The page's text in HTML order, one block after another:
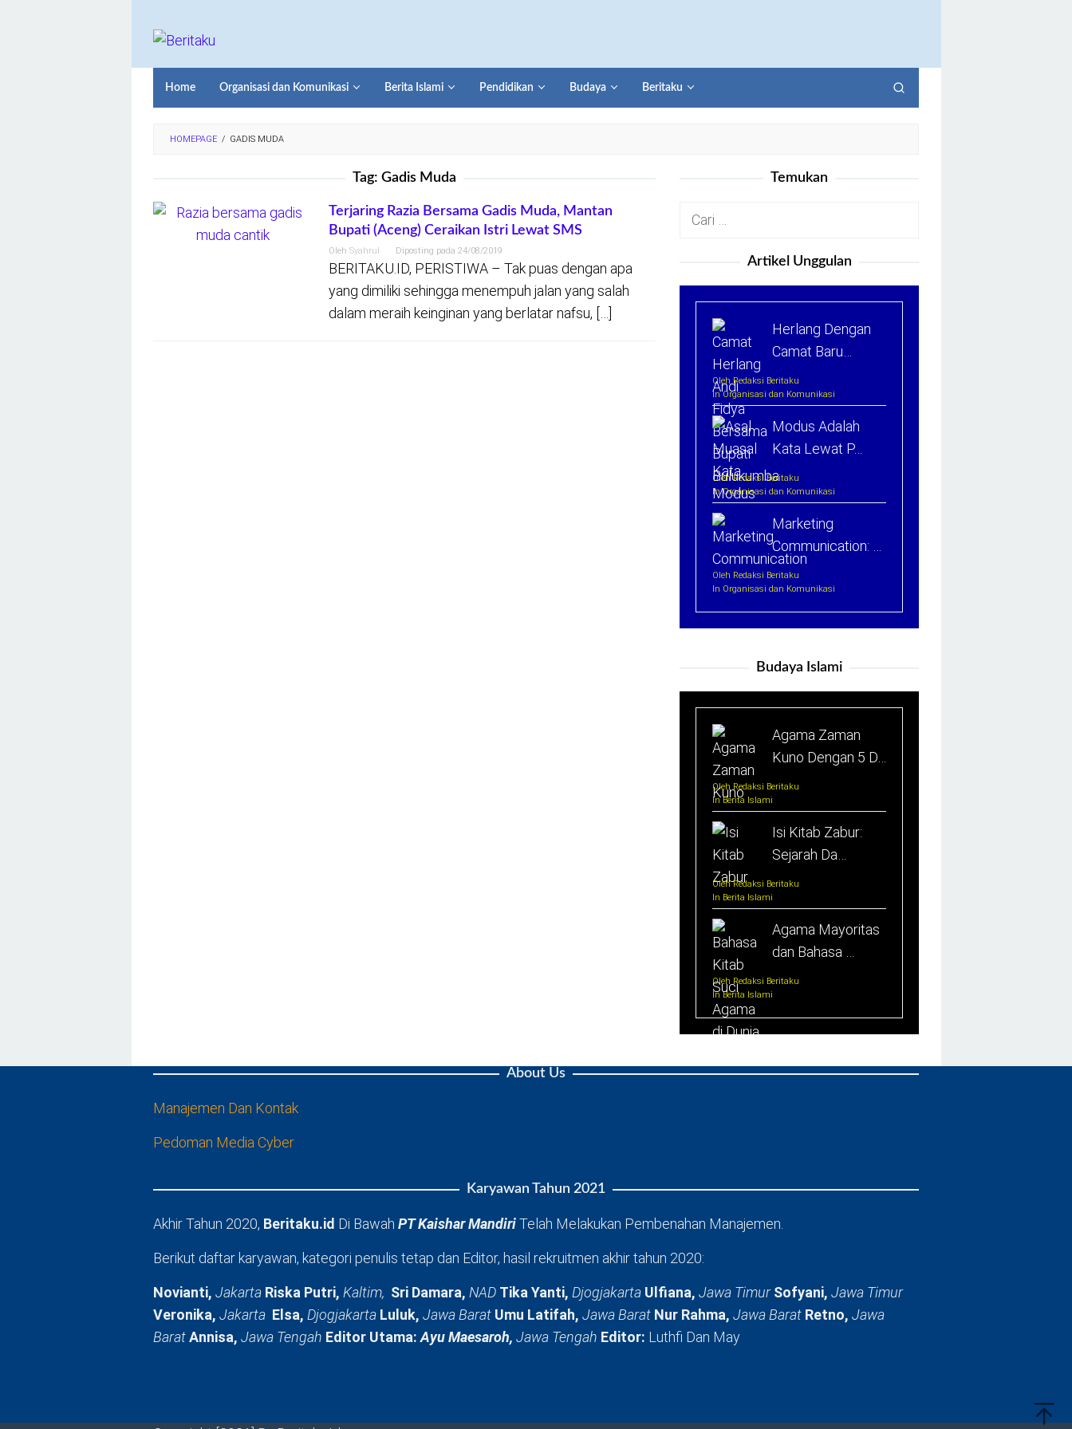
Home Organisasi dan Komunikasi Berita Islami Pendidikan Budaya Beritaku
HOMEPAGE / GADIS MUDA
Tag: Gadis Muda
Terjaring Razia Bersama Gadis Muda, Mantan
Bupati (Aceng) Ceraikan Istri Lewat SMS
Oleh Syahrul Diposting pada 24/08/2019
BERITAKU.ID, PERISTIWA – Tak puas dengan apa
yang dimiliki sehingga menempuh jalan yang salah
dalam meraih keinginan yang berlatar nafsu, […]
Temukan
Cari
Artikel Unggulan
Herlang Dengan
Camat Baru…
Oleh Redaksi Beritaku
In Organisasi dan Komunikasi
Modus Adalah
Kata Lewat P…
Oleh Redaksi Beritaku
In Organisasi dan Komunikasi
Marketing
Communication: …
Oleh Redaksi Beritaku
In Organisasi dan Komunikasi
Budaya Islami
Agama Zaman
Kuno Dengan 5 D…
Oleh Redaksi Beritaku
In Berita Islami
Isi Kitab Zabur:
Sejarah Da…
Oleh Redaksi Beritaku
In Berita Islami
Agama Mayoritas
dan Bahasa …
Oleh Redaksi Beritaku
In Berita Islami
About Us
Manajemen Dan Kontak
Pedoman Media Cyber
Karyawan Tahun 2021
Akhir Tahun 2020, Beritaku.id Di Bawah PT Kaishar MandiriTelah Melakukan Pembenahan Manajemen.
Berikut daftar karyawan, kategori penulis tetap dan Editor, hasil rekruitmen akhir tahun 2020:
Novianti, Jakarta Riska Putri, Kaltim, Sri Damara, NAD Tika Yanti, Djogjakarta Ulfiana, Jawa TimurSofyani, Jawa Timur
Veronika, Jakarta Elsa, Djogjakarta Luluk, Jawa Barat Umu Latifah, Jawa Barat Nur Rahma, Jawa Barat Retno, Jawa
BaratAnnisa, Jawa Tengah Editor Utama:Ayu Maesaroh, Jawa Tengah Editor: Luthfi Dan May